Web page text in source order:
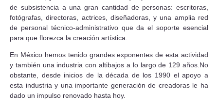
de subsistencia a una gran cantidad de personas: escritoras,
fotógrafas, directoras, actrices, diseñadoras, y una amplia red
de personal técnico-administrativo que da el soporte esencial
para que florezca la creación artística.
En México hemos tenido grandes exponentes de esta actividad
y también una industria con altibajos a lo largo de 129 años.No
obstante, desde inicios de la década de los 1990 el apoyo a
esta industria y una importante generación de creadoras le ha
dado un impulso renovado hasta hoy.